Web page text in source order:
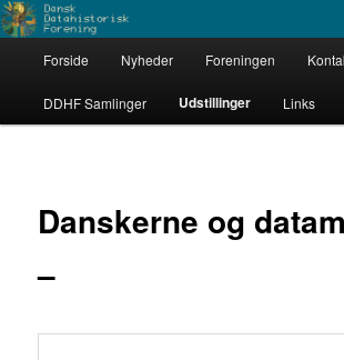
Fortsæt
til
primært
Dansk Datahistorisk
Dataarkæologerne
Forside Nyheder Foreningen
DDHF Samlinger Udstillinger Links
Danskerne og
–